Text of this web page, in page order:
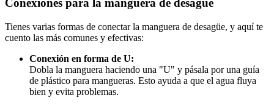
Conexiones para la manguera de desagüe
Tienes varias formas de conectar la manguera de desagüe, y aquí te
cuento las más comunes y efectivas:
Conexión en forma de U:
Dobla la manguera haciendo una "U" y pásala por una guía
de plástico para mangueras. Esto ayuda a que el agua fluya
bien y evita problemas.